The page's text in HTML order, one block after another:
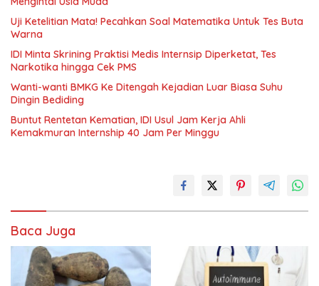
Uji Ketelitian Mata! Pecahkan Soal Matematika Untuk Tes Buta
Warna
IDI Minta Skrining Praktisi Medis Internsip Diperketat, Tes
Narkotika hingga Cek PMS
Wanti-wanti BMKG Ke Ditengah Kejadian Luar Biasa Suhu
Dingin Bediding
Buntut Rentetan Kematian, IDI Usul Jam Kerja Ahli
Kemakmuran Internship 40 Jam Per Minggu
Baca Juga